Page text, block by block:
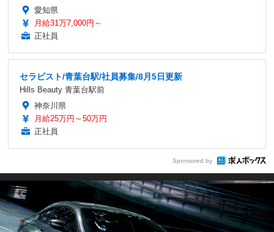
愛知県
月給31万7,000円～
正社員
セラピスト/青葉台駅/社員募集/8月5日更新
Hills Beauty 青葉台駅前
神奈川県
月給25万円～50万円
正社員
Sponsored by